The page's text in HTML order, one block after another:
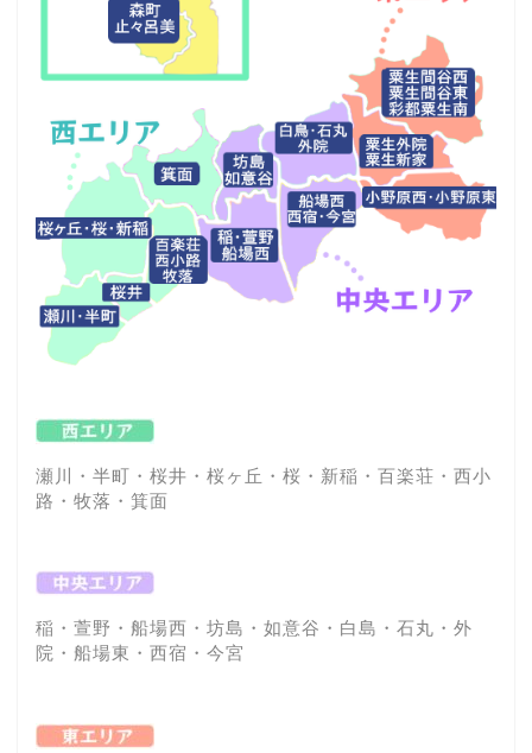
瀬川・半町・桜井・桜ヶ丘・桜・新稲・百楽荘・西小
路・牧落・箕面
稲・萱野・船場西・坊島・如意谷・白島・石丸・外
院・船場東・西宿・今宮